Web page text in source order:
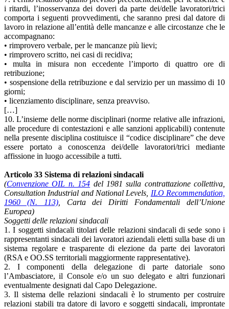
i ritardi, l’inosservanza dei doveri da parte dei/delle lavoratori/trici
comporta i seguenti provvedimenti, che saranno presi dal datore di
lavoro in relazione all’entità delle mancanze e alle circostanze che le
accompagnano:
• rimprovero verbale, per le mancanze più lievi;
• rimprovero scritto, nei casi di recidiva;
• multa in misura non eccedente l’importo di quattro ore di
retribuzione;
• sospensione della retribuzione e dal servizio per un massimo di 10
giorni;
• licenziamento disciplinare, senza preavviso.
[…]
10. L’insieme delle norme disciplinari (norme relative alle infrazioni,
alle procedure di contestazioni e alle sanzioni applicabili) contenute
nella presente disciplina costituisce il “codice disciplinare” che deve
essere portato a conoscenza dei/delle lavoratori/trici mediante
affissione in luogo accessibile a tutti.
Articolo 33 Sistema di relazioni sindacali
(Convenzione OIL n. 154 del 1981 sulla contrattazione collettiva,
Consultation Industrial and National Levels, ILO Recommendation,
1960 (N. 113), Carta dei Diritti Fondamentali dell’Unione
Europea)
Soggetti delle relazioni sindacali
1. I soggetti sindacali titolari delle relazioni sindacali di sede sono i
rappresentanti sindacali dei lavoratori aziendali eletti sulla base di un
sistema regolare e trasparente di elezione da parte dei lavoratori
(RSA e OO.SS territoriali maggiormente rappresentative).
2. I componenti della delegazione di parte datoriale sono
l’Ambasciatore, il Console e/o un suo delegato e altri funzionari
eventualmente designati dal Capo Delegazione.
3. Il sistema delle relazioni sindacali è lo strumento per costruire
relazioni stabili tra datore di lavoro e soggetti sindacali, improntate